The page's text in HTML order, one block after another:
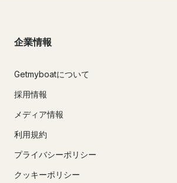
企業情報
Getmyboatについて
採用情報
メディア情報
利用規約
プライバシーポリシー
クッキーポリシー